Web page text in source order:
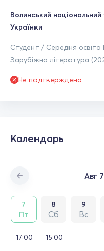
Волинський національний
Українки
Студент / Середня освіта
Зарубіжна література
Не подтверждено
Календарь
Авг
7
Пт
8
Сб
9
Вс
17:00 15:00